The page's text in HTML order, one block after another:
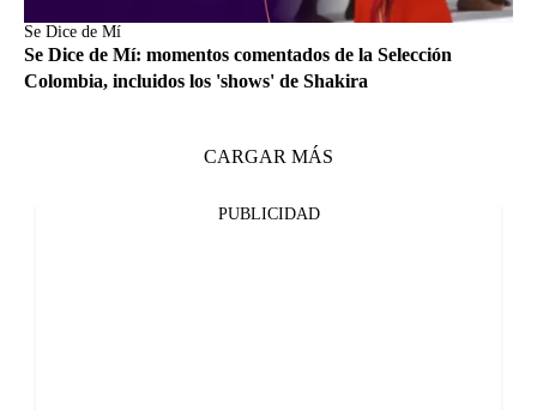
Se Dice de Mí
Se Dice de Mí: momentos comentados de la Selección
Colombia, incluidos los 'shows' de Shakira
CARGAR MÁS
PUBLICIDAD